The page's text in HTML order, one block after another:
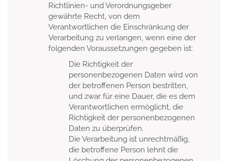
Richtlinien- und Verordnungsgeber
gewährte Recht, von dem
Verantwortlichen die Einschränkung der
Verarbeitung zu verlangen, wenn eine der
folgenden Voraussetzungen gegeben ist:
Die Richtigkeit der
personenbezogenen Daten wird von
der betroffenen Person bestritten,
und zwar für eine Dauer, die es dem
Verantwortlichen ermöglicht, die
Richtigkeit der personenbezogenen
Daten zu überprüfen.
Die Verarbeitung ist unrechtmäßig,
die betroffene Person lehnt die